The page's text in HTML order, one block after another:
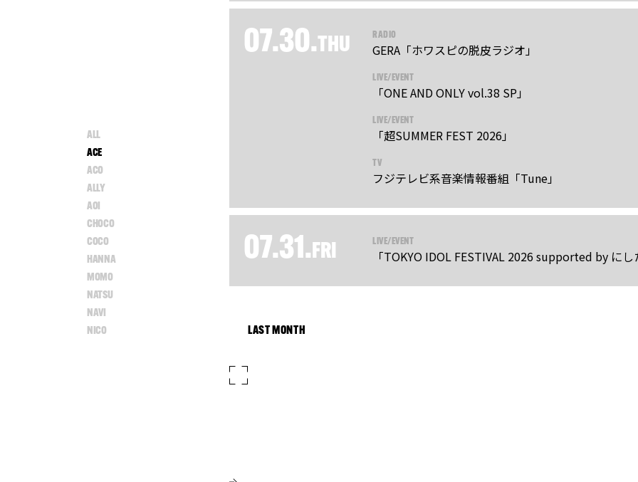
ALL
ACE
ACO
ALLY
AOI
CHOCO
COCO
HANNA
MOMO
NATSU
NAVI
NICO
07.30.THU RADIO
GERA「ホワスピの脱皮ラジオ」
LIVE/EVENT
「ONE AND ONLY vol.38 SP」
LIVE/EVENT
「超SUMMER FEST 2026」
TV
フジテレビ系音楽情報番組「Tune」
07.31.FRI LIVE/EVENT
「TOKYO IDOL FESTIVAL 2026 supported by に
LAST MONTH